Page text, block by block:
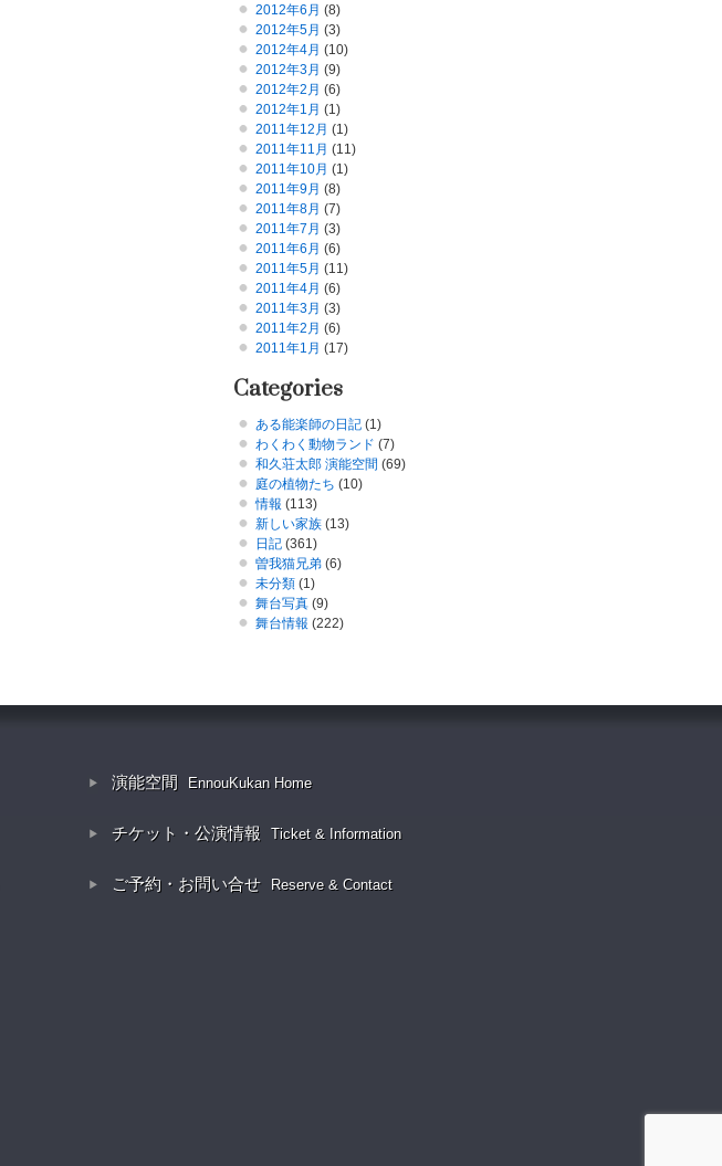
2012年6月 (8)
2012年5月 (3)
2012年4月 (10)
2012年3月 (9)
2012年2月 (6)
2012年1月 (1)
2011年12月 (1)
2011年11月 (11)
2011年10月 (1)
2011年9月 (8)
2011年8月 (7)
2011年7月 (3)
2011年6月 (6)
2011年5月 (11)
2011年4月 (6)
2011年3月 (3)
2011年2月 (6)
2011年1月 (17)
Categories
ある能楽師の日記 (1)
わくわく動物ランド (7)
和久荘太郎 演能空間 (69)
庭の植物たち (10)
情報 (113)
新しい家族 (13)
日記 (361)
曽我猫兄弟 (6)
未分類 (1)
舞台写真 (9)
舞台情報 (222)
演能空間 EnnouKukan Home
チケット・公演情報 Ticket & Information
ご予約・お問い合せ Reserve & Contact